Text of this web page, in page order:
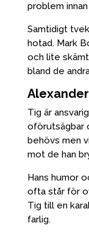
problem
Samtidigt
hotad. Mark
och lite
bland de
Alexander
Tig är
oförutsägbar
behövs men
mot de han
Hans humor
ofta står för
Tig till en
farlig.